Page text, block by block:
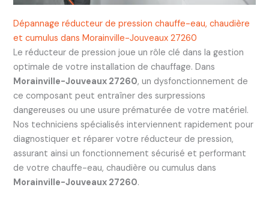
Dépannage réducteur de pression chauffe-eau, chaudière
et cumulus dans Morainville-Jouveaux 27260
Le réducteur de pression joue un rôle clé dans la gestion
optimale de votre installation de chauffage. Dans
Morainville-Jouveaux 27260, un dysfonctionnement de
ce composant peut entraîner des surpressions
dangereuses ou une usure prématurée de votre matériel.
Nos techniciens spécialisés interviennent rapidement pour
diagnostiquer et réparer votre réducteur de pression,
assurant ainsi un fonctionnement sécurisé et performant
de votre chauffe-eau, chaudière ou cumulus dans
Morainville-Jouveaux 27260.